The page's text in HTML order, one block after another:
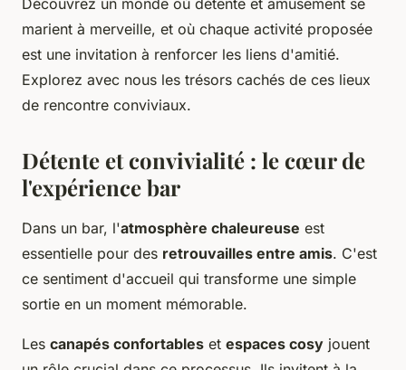
Découvrez un monde où détente et amusement se
marient à merveille, et où chaque activité proposée
est une invitation à renforcer les liens d'amitié.
Explorez avec nous les trésors cachés de ces lieux
de rencontre conviviaux.
Détente et convivialité : le cœur de
l'expérience bar
Dans un bar, l'atmosphère chaleureuse est
essentielle pour des retrouvailles entre amis. C'est
ce sentiment d'accueil qui transforme une simple
sortie en un moment mémorable.
Les canapés confortables et espaces cosy jouent